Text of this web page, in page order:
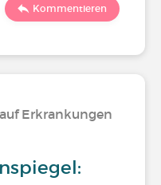
Kommentieren
Erkrankungen